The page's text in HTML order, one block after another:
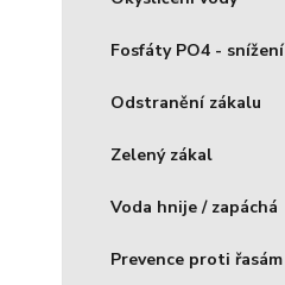
Fosfáty PO4 - snížení
Odstranění zákalu
Zelený zákal
Voda hnije / zapáchá
Prevence proti řasám